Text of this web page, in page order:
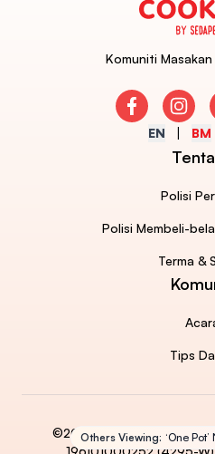
Komuniti
Facebook
EN BM
Polisi
Polisi Membeli-
Terma &
Tips
©2026 AJINOMOTO
196101000252 (4295-
Others Viewing: ‘One